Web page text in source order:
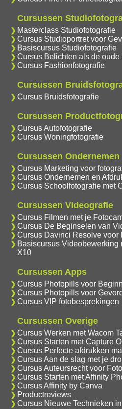
Cursussen
Masterclass Studiofotografie
Cursus Studioportret voor
Basiscursus Studiofotografie
Cursus Belichten als de oude
Cursus Fashionfotografie
Cursussen
Cursus Bruidsfotografie
Cursussen
Cursus Autofotografie
Cursus Woningfotografie
Cursussen Ondernemen
Cursus Marketing voor
Cursus Ondernemen en
Cursus Schoolfotografie met
Cursussen Videografie
Cursus Filmen met je
Cursus De Beginselen van
Cursus Davinci Resolve voor
Basiscursus Videobewerking
X10
Cursussen Apps
Cursus Photopills voor
Cursus Photopills voor
Cursus VIP fotobesprekingen
Cursussen Overige
Cursus Werken met Wacom
Cursus Starten met Capture
Cursus Perfecte afdrukken
Cursus Aan de slag met je
Cursus Auteursrecht voor
Cursus Starten met Affinity
Cursus Affinity by Canva
Productreviews
Cursus Nieuwe Technieken